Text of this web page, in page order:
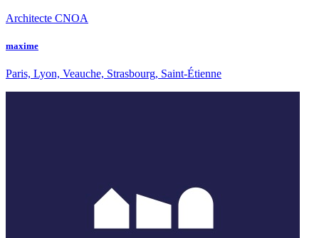
Architecte CNOA
maxime
Paris, Lyon, Veauche, Strasbourg, Saint-Étienne